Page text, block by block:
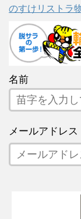
のすけリストラ
名前
メールアドレス